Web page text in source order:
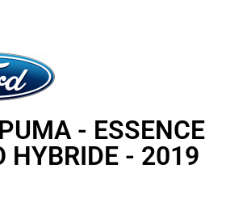
- ESSENCE
HYBRIDE - 2019